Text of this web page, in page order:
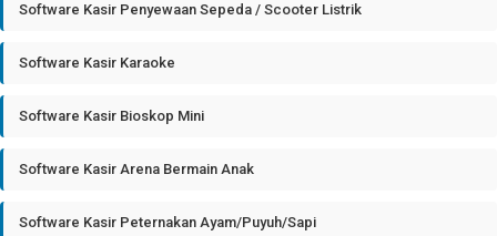
Software Kasir Penyewaan Sepeda / Scooter Listrik
Software Kasir Karaoke
Software Kasir Bioskop Mini
Software Kasir Arena Bermain Anak
Software Kasir Peternakan Ayam/Puyuh/Sapi